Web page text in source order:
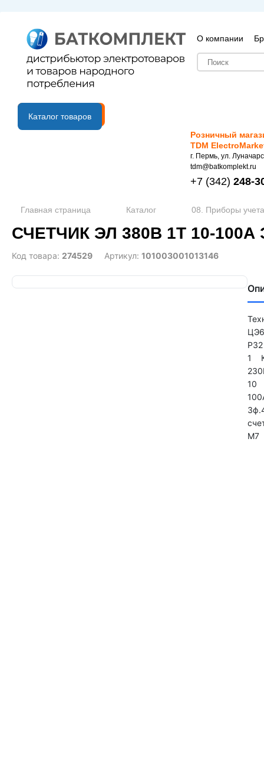
О компании
B2B портал
Каталог товаров
Розничный
TDM
г. Пермь, ул.
tdm@batkomplekt.ru
+7 (342) 248-
Главная страница Каталог 08. Приборы
СЧЕТЧИК ЭЛ 380В 1Т 10-
Код товара: 274529 Артикул: 101003001013146
1
10
M7